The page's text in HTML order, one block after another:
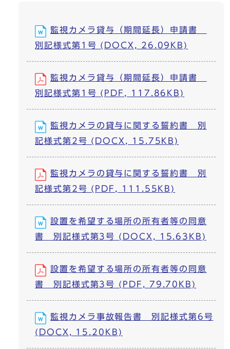
監視カメラ貸与（期間延長）申請書
別記様式第1号 (DOCX, 26.09KB)
監視カメラ貸与（期間延長）申請書
別記様式第1号 (PDF, 117.86KB)
監視カメラの貸与に関する誓約書 別
記様式第2号 (DOCX, 15.75KB)
監視カメラの貸与に関する誓約書 別
記様式第2号 (PDF, 111.55KB)
設置を希望する場所の所有者等の同意
書 別記様式第3号 (DOCX, 15.63KB)
設置を希望する場所の所有者等の同意
書 別記様式第3号 (PDF, 79.70KB)
監視カメラ事故報告書 別記様式第6号
(DOCX, 15.20KB)